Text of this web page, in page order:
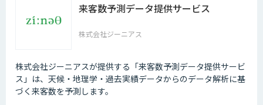
来客数予測データ提供サービス
株式会社ジーニアス
株式会社ジーニアスが提供する「来客数予測データ提供サービ
ス」は、天候・地理学・過去実績データからのデータ解析に基
づく来客数を予測します。